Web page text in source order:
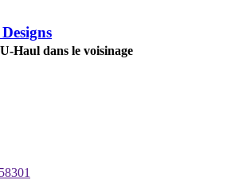
Haul dans le voisinage